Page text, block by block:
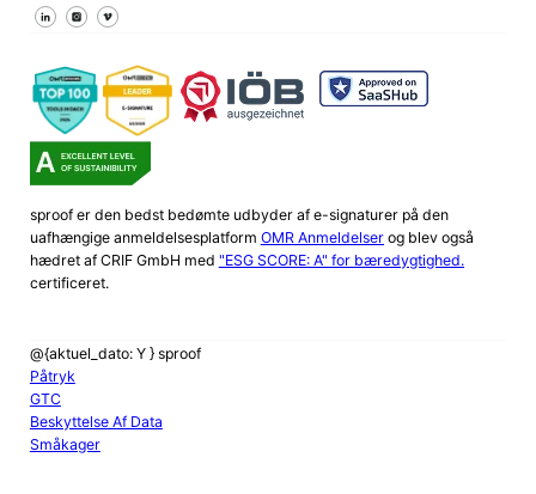
Følg os på Facebook
Følg os på X
Følg os på LinkedIn
sproof er den bedst bedømte udbyder af e-signaturer på den
uafhængige anmeldelsesplatform OMR Anmeldelserog blev også
hædret af CRIF GmbH med "ESG SCORE: A" for bæredygtighed.
certificeret.
@{aktuel_dato: Y } sproof
Påtryk
GTC
Beskyttelse Af Data
Småkager